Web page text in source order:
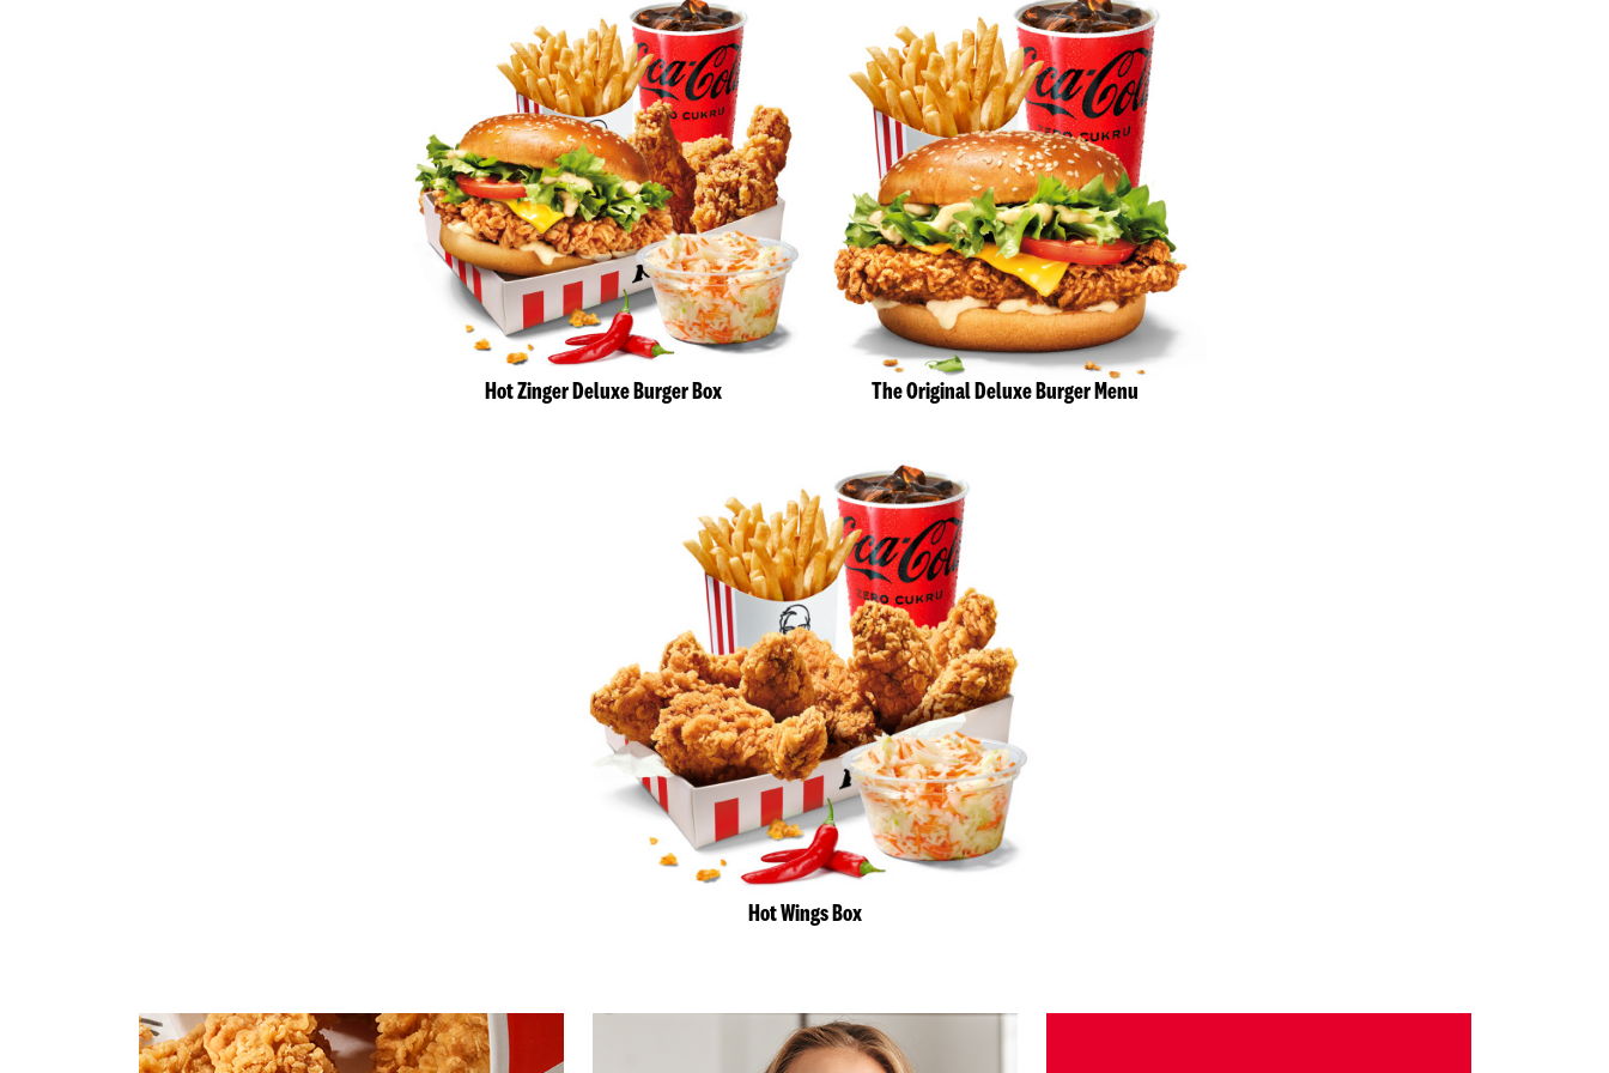
Hot Zinger Deluxe Burger Box The Original Deluxe Burger Menu
Hot Wings Box